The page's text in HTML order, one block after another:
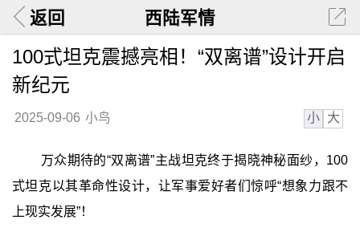
返回 西陆军情
100式坦克震撼亮相！“双离谱”设计开启
新纪元
2025-09-06 小鸟 小 大
万众期待的“双离谱”主战坦克终于揭晓神秘面纱，100
式坦克以其革命性设计，让军事爱好者们惊呼“想象力跟不
上现实发展”！